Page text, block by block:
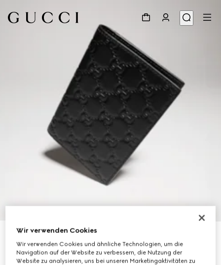
Mit Initialen personalisieren
GG Emblem Reisepasshülle
€ 360
Wir verwenden Cookies
Wir verwenden Cookies und ähnliche Technologien, um die
Navigation auf der Website zu verbessern, die Nutzung der
Website zu analysieren, uns bei unseren Marketingaktivitäten zu